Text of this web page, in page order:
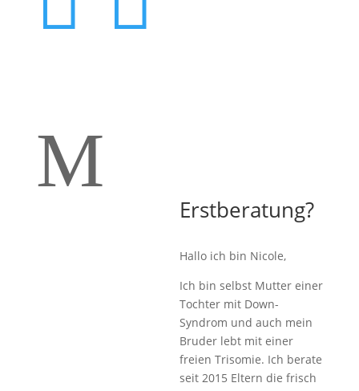
M
Erstberatung?
Hallo ich bin Nicole,
Ich bin selbst Mutter einer
Tochter mit Down-
Syndrom und auch mein
Bruder lebt mit einer
freien Trisomie. Ich berate
seit 2015 Eltern die frisch